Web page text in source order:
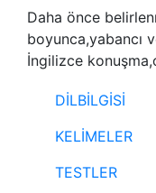
Daha önce
boyunca,yabancı
İngilizce
DİLBİLGİSİ
KELİMELER
TESTLER